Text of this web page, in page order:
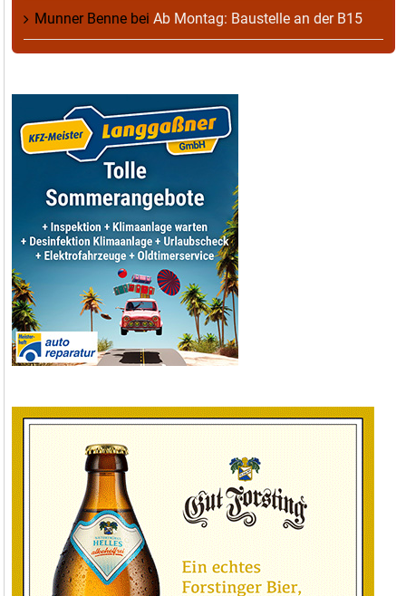
Munner Benne bei Ab Montag: Baustelle an der B15